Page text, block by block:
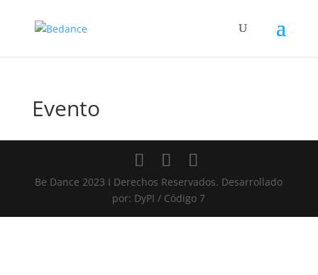
Evento
Be Dance 2023 I Derechos Reservados. Desarrollado
por: DyPI / Código 7